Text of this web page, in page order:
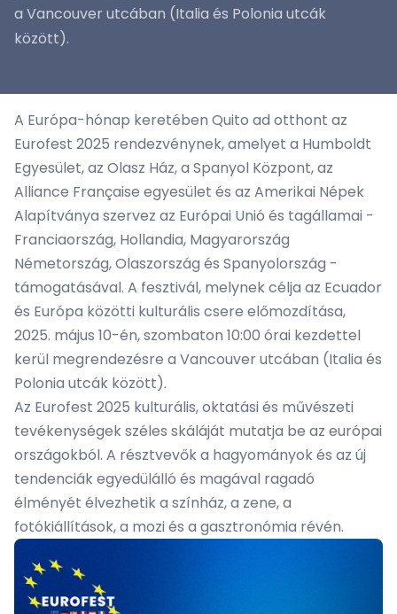
a Vancouver utcában (Italia és Polonia utcák
között).
A Európa-hónap keretében Quito ad otthont az
Eurofest 2025 rendezvénynek, amelyet a Humboldt
Egyesület, az Olasz Ház, a Spanyol Központ, az
Alliance Française egyesület és az Amerikai Népek
Alapítványa szervez az Európai Unió és tagállamai -
Franciaország, Hollandia, Magyarország
Németország, Olaszország és Spanyolország -
támogatásával. A fesztivál, melynek célja az Ecuador
és Európa közötti kulturális csere előmozdítása,
2025. május 10-én, szombaton 10:00 órai kezdettel
kerül megrendezésre a Vancouver utcában (Italia és
Polonia utcák között).
Az Eurofest 2025 kulturális, oktatási és művészeti
tevékenységek széles skáláját mutatja be az európai
országokból. A résztvevők a hagyományok és az új
tendenciák egyedülálló és magával ragadó
élményét élvezhetik a színház, a zene, a
fotókiállítások, a mozi és a gasztronómia révén.